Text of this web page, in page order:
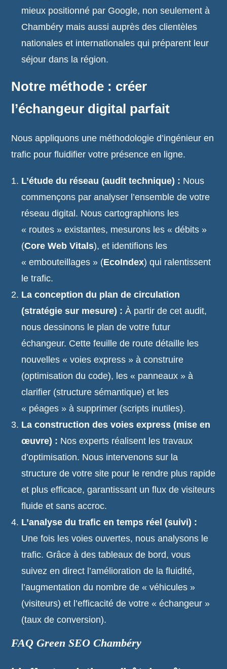
mieux positionné par Google, non seulement à
Chambéry mais aussi auprès des clientèles
nationales et internationales qui préparent leur
séjour dans la région.
Notre méthode : créer
l’échangeur digital parfait
Nous appliquons une méthodologie d’ingénieur en
trafic pour fluidifier votre présence en ligne.
L’étude du réseau (audit technique) : Nous
commençons par analyser l’ensemble de votre
réseau digital. Nous cartographions les
« routes » existantes, mesurons les « débits »
(Core Web Vitals), et identifions les
« embouteillages » (EcoIndex) qui ralentissent
le trafic.
La conception du plan de circulation
(stratégie sur mesure) : À partir de cet audit,
nous dessinons le plan de votre futur
échangeur. Cette feuille de route détaille les
nouvelles « voies express » à construire
(optimisation du code), les « panneaux » à
clarifier (structure sémantique) et les
« péages » à supprimer (scripts inutiles).
La construction des voies express (mise en
œuvre) : Nos experts réalisent les travaux
d’optimisation. Nous intervenons sur la
structure de votre site pour le rendre plus rapide
et plus efficace, garantissant un flux de visiteurs
fluide et sans accroc.
L’analyse du trafic en temps réel (suivi) :
Une fois les voies ouvertes, nous analysons le
trafic. Grâce à des tableaux de bord, vous
suivez en direct l’amélioration de la fluidité,
l’augmentation du nombre de « véhicules »
(visiteurs) et l’efficacité de votre « échangeur »
(taux de conversion).
FAQ Green SEO Chambéry